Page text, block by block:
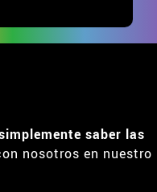
saber las
nosotros en nuestro